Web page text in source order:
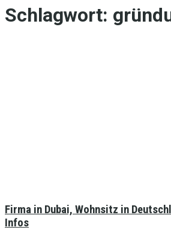
Schlagwort:
Firma in Dubai, Wohnsitz in
Infos